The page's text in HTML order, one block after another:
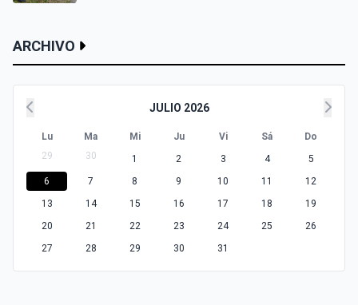
ARCHIVO
JULIO 2026
Lu Ma Mi Ju Vi Sá
Do
29
30 1 2 3 4
5
6
7 8 9 10 11
12
13
14 15 16 17 18
19
20
21 22 23 24 25
26
27
28 29 30 31